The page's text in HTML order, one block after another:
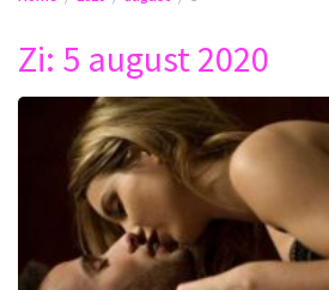
Zi: 5 august 2020